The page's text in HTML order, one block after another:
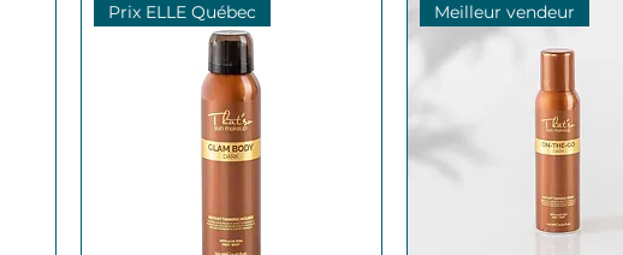
Prix ELLE Québec Meilleur vendeur